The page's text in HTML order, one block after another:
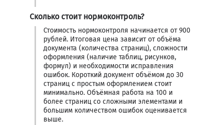
Сколько стоит нормоконтроль?
Стоимость нормоконтроля начинается от 900
рублей. Итоговая цена зависит от объёма
документа (количества страниц), сложности
оформления (наличие таблиц, рисунков,
формул) и необходимости исправления
ошибок. Короткий документ объёмом до 30
страниц с простым оформлением стоит
минимально. Объёмная работа на 100 и
более страниц со сложными элементами и
большим количеством ошибок оценивается
выше.